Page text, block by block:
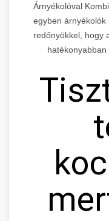
Árnyékolóval
egyben
redőnyökkel, hogy
hatékonyabban